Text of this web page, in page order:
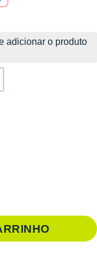
adicionar o produto